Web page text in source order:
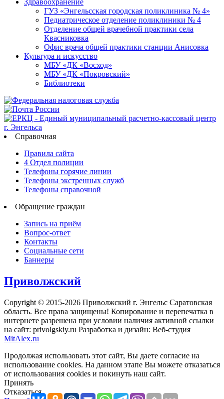
ГУЗ «Энгельсская городская поликлиника № 4»
Педиатрическое отделение поликлиники № 4
Отделение общей врачебной практики села
Квасниковка
Офис врача общей практики станции Анисовка
Культура и искусство
МБУ «ДК «Восход»
МБУ «ДК «Покровский»
Библиотеки
Справочная
Правила сайта
4 Отдел полиции
Телефоны горячие линии
Телефоны экстренных служб
Телефоны справочной
Обращение граждан
Запись на приём
Вопрос-ответ
Контакты
Социальные сети
Баннеры
Приволжский
Copyright © 2015-2026 Приволжский г. Энгельс Саратовская
область. Все права защищены! Копирование и перепечатка в
интернете разрешена при условии наличия активной ссылки
на сайт: privolgskiy.ru Разработка и дизайн: Веб-студия
MitAlex.ru
Продолжая использовать этот сайт, Вы даете согласие на
использование cookies. На данном этапе Вы можете отказаться
от использования cookies и покинуть наш сайт.
Принять
Отказаться